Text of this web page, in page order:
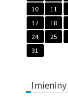
10
11
17
18
24
25
31
Imieniny